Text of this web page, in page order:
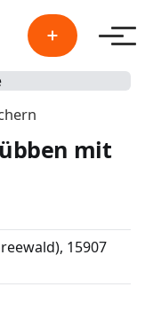
mit
15907